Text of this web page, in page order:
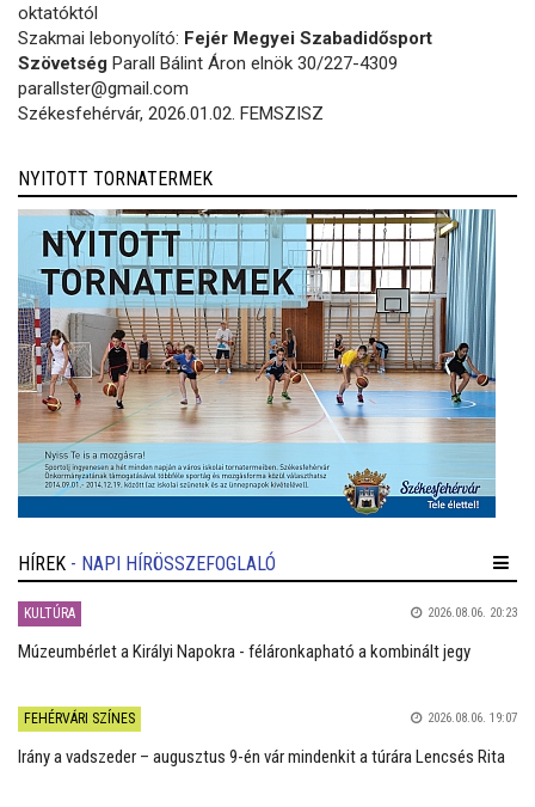
oktatóktól
Szakmai lebonyolító: Fejér Megyei Szabadidősport
Szövetség Parall Bálint Áron elnök 30/227-4309
parallster@gmail.com
Székesfehérvár, 2026.01.02. FEMSZISZ
NYITOTT TORNATERMEK
HÍREK - NAPI HÍRÖSSZEFOGLALÓ
KULTÚRA 2026.08.06. 20:23
Múzeumbérlet a Királyi Napokra - féláronkapható a kombinált jegy
FEHÉRVÁRI SZÍNES 2026.08.06. 19:07
Irány a vadszeder – augusztus 9-én vár mindenkit a túrára Lencsés Rita